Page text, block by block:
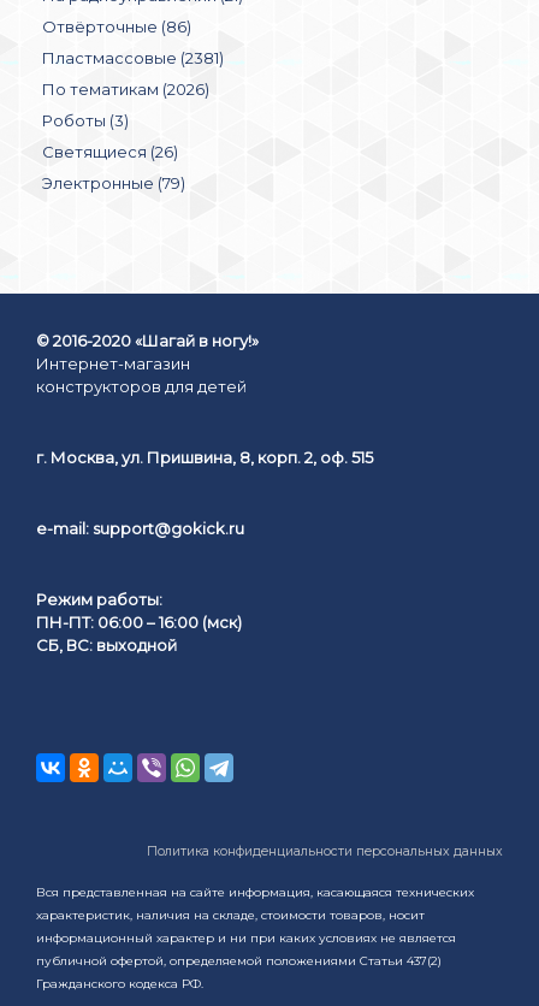
Отвёрточные (86)
Пластмассовые (2381)
По тематикам (2026)
Роботы (3)
Светящиеся (26)
Электронные (79)
© 2016-2020 «Шагай в ногу!»
Интернет-магазин
конструкторов для детей
г. Москва, ул. Пришвина, 8, корп. 2, оф. 515
e-mail: support@gokick.ru
Режим работы:
ПН-ПТ: 06:00 – 16:00 (мск)
СБ, ВС: выходной
Политика конфиденциальности персональных данных
Вся представленная на сайте информация, касающаяся технических
характеристик, наличия на складе, стоимости товаров, носит
информационный характер и ни при каких условиях не является
публичной офертой, определяемой положениями Статьи 437(2)
Гражданского кодекса РФ.